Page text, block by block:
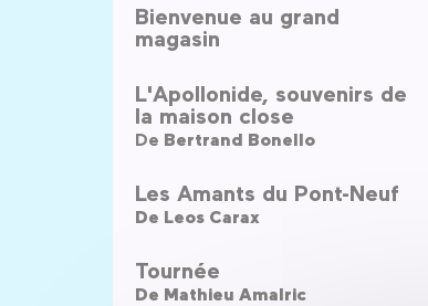
Bienvenue au grand
magasin
L'Apollonide, souvenirs de
la maison close
De Bertrand Bonello
Les Amants du Pont-Neuf
De Leos Carax
Tournée
De Mathieu Amalric